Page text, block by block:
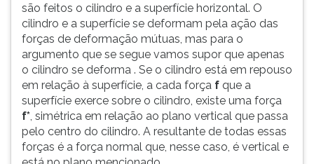
são feitos o cilindro e a superfície horizontal. O
cilindro e a superfície se deformam pela ação das
forças de deformação mútuas, mas para o
argumento que se segue vamos supor que apenas
o cilindro se deforma . Se o cilindro está em repouso
em relação à superfície, a cada força f que a
superfície exerce sobre o cilindro, existe uma força
f*, simétrica em relação ao plano vertical que passa
pelo centro do cilindro. A resultante de todas essas
forças é a força normal que, nesse caso, é vertical e